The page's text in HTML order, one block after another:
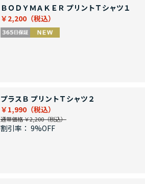
ＢＯＤＹＭＡＫＥＲ プリントＴシャツ１
￥2,200
プラスＢ プリントＴシャツ２
￥1,990
通常価格 ￥2,200
割引率： 9%OFF